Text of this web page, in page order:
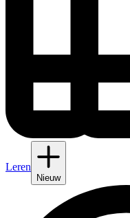
Leren
Nieuw